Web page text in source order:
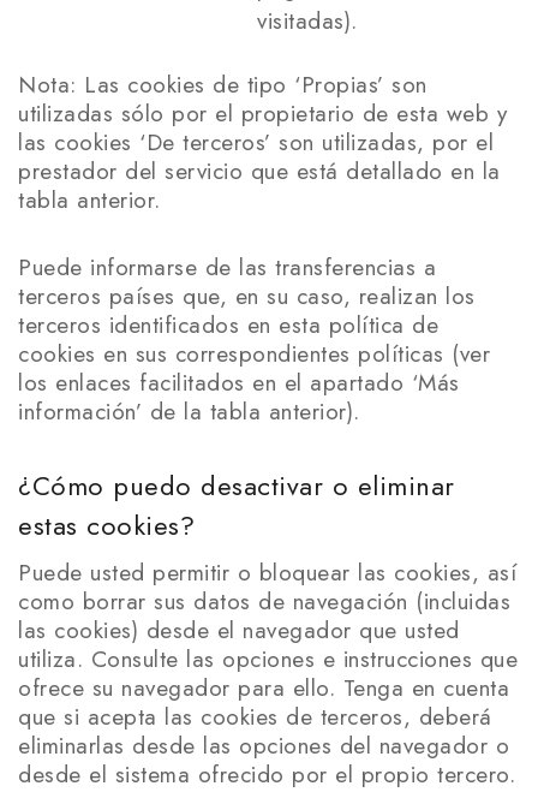
visitadas).
Nota: Las cookies de tipo ‘Propias’ son
utilizadas sólo por el propietario de esta web y
las cookies ‘De terceros’ son utilizadas, por el
prestador del servicio que está detallado en la
tabla anterior.
Puede informarse de las transferencias a
terceros países que, en su caso, realizan los
terceros identificados en esta política de
cookies en sus correspondientes políticas (ver
los enlaces facilitados en el apartado ‘Más
información’ de la tabla anterior).
¿Cómo puedo desactivar o eliminar
estas cookies?
Puede usted permitir o bloquear las cookies, así
como borrar sus datos de navegación (incluidas
las cookies) desde el navegador que usted
utiliza. Consulte las opciones e instrucciones que
ofrece su navegador para ello. Tenga en cuenta
que si acepta las cookies de terceros, deberá
eliminarlas desde las opciones del navegador o
desde el sistema ofrecido por el propio tercero.